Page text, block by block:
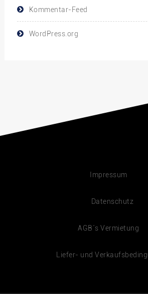
Kommentar-Feed
WordPress.org
Impressum
Datenschutz
AGB´s Vermietung
Liefer- und